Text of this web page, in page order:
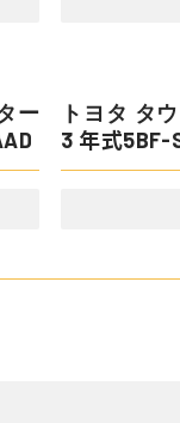
三菱ふそう
和 4年式